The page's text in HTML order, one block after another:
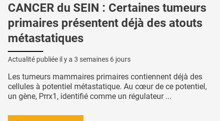
CANCER du SEIN : Certaines tumeurs
primaires présentent déjà des atouts
métastatiques
Actualité publiée il y a 3 semaines 6 jours
Les tumeurs mammaires primaires contiennent déjà des
cellules à potentiel métastatique. Au cœur de ce potentiel,
un gène, Prrx1, identifié comme un régulateur ...